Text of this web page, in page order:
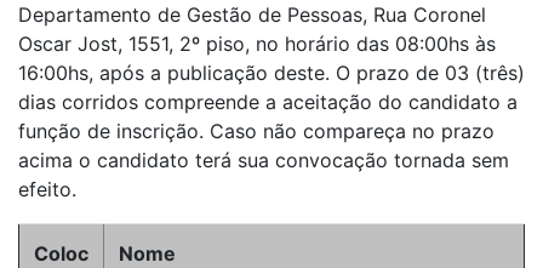
Departamento de Gestão de Pessoas, Rua Coronel
Oscar Jost, 1551, 2º piso, no horário das 08:00hs às
16:00hs, após a publicação deste. O prazo de 03 (três)
dias corridos compreende a aceitação do candidato a
função de inscrição. Caso não compareça no prazo
acima o candidato terá sua convocação tornada sem
efeito.
Coloc Nome